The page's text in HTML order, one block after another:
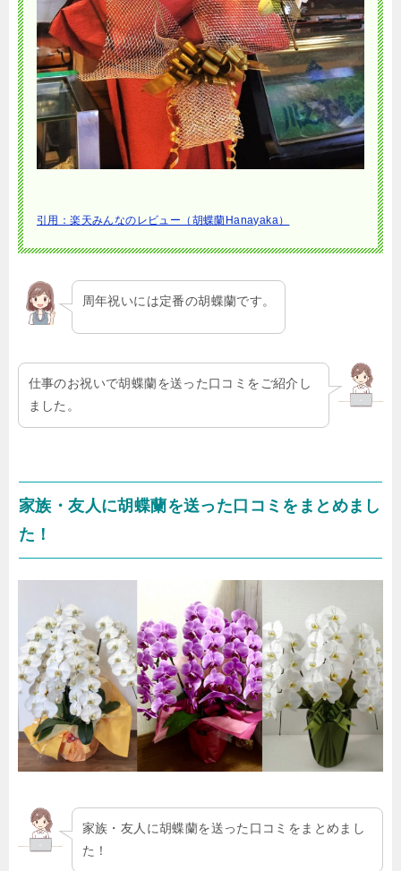
引用：楽天みんなのレビュー（胡蝶蘭Hanayaka）
周年祝いには定番の胡蝶蘭です。
仕事のお祝いで胡蝶蘭を送った口コミをご紹介し
ました。
家族・友人に胡蝶蘭を送った口コミをまとめまし
た！
家族・友人に胡蝶蘭を送った口コミをまとめまし
た！